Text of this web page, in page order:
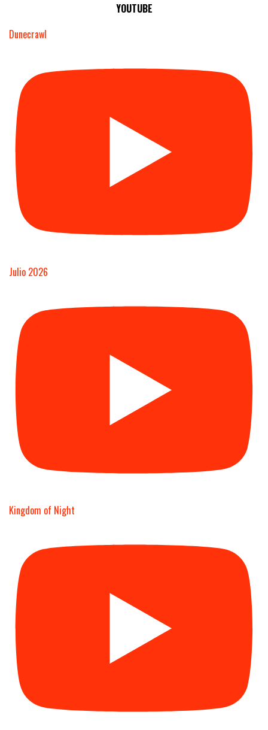
YOUTUBE
Dunecrawl
Julio 2026
Kingdom of Night